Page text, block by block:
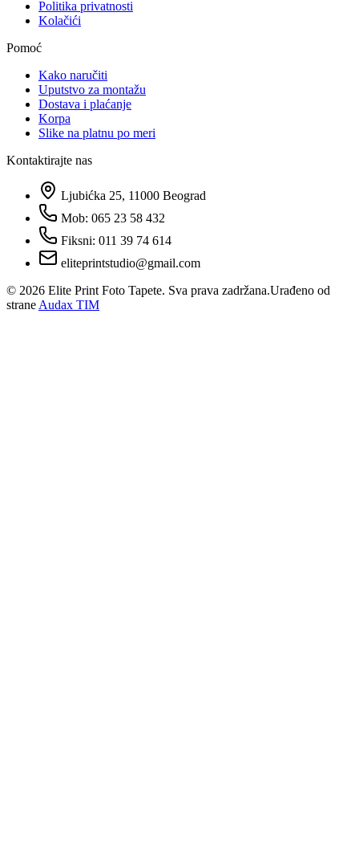
Politika privatnosti
Kolačići
Pomoć
Kako naručiti
Uputstvo za montažu
Dostava i plaćanje
Korpa
Slike na platnu po meri
Kontaktirajte nas
Ljubićka 25, 11000 Beograd
Mob: 065 23 58 432
Fiksni: 011 39 74 614
eliteprintstudio@gmail.com
© 2026 Elite Print Foto Tapete. Sva prava zadržana.Urađeno od
strane Audax TIM